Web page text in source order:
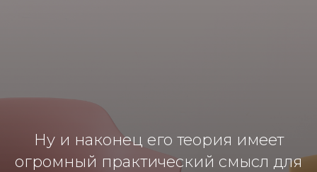
Ну и наконец его теория имеет
огромный практический смысл для